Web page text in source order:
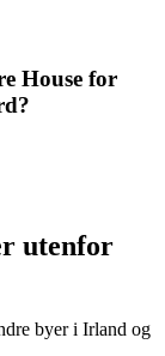
House for
utenfor
byer i Irland og